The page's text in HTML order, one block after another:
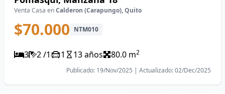
Venta Casa enCalderon (Carapungo), Quito
$70.000 NTM010
3 2 /1 1 13 años 80.0 m2
Publicado: 19/Nov/2025 | Actualizado: 02/Dec/2025